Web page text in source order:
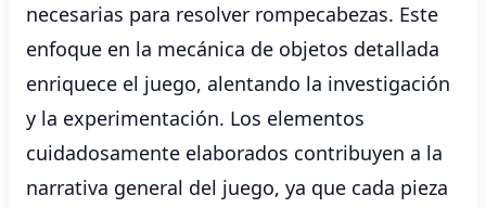
necesarias para resolver rompecabezas. Este
enfoque en la mecánica de objetos detallada
enriquece el juego, alentando la investigación
y la experimentación. Los elementos
cuidadosamente elaborados contribuyen a la
narrativa general del juego, ya que cada pieza